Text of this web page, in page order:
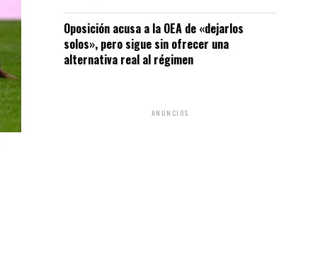
Oposición acusa a la OEA de «dejarlos
solos», pero sigue sin ofrecer una
alternativa real al régimen
ANUNCIOS